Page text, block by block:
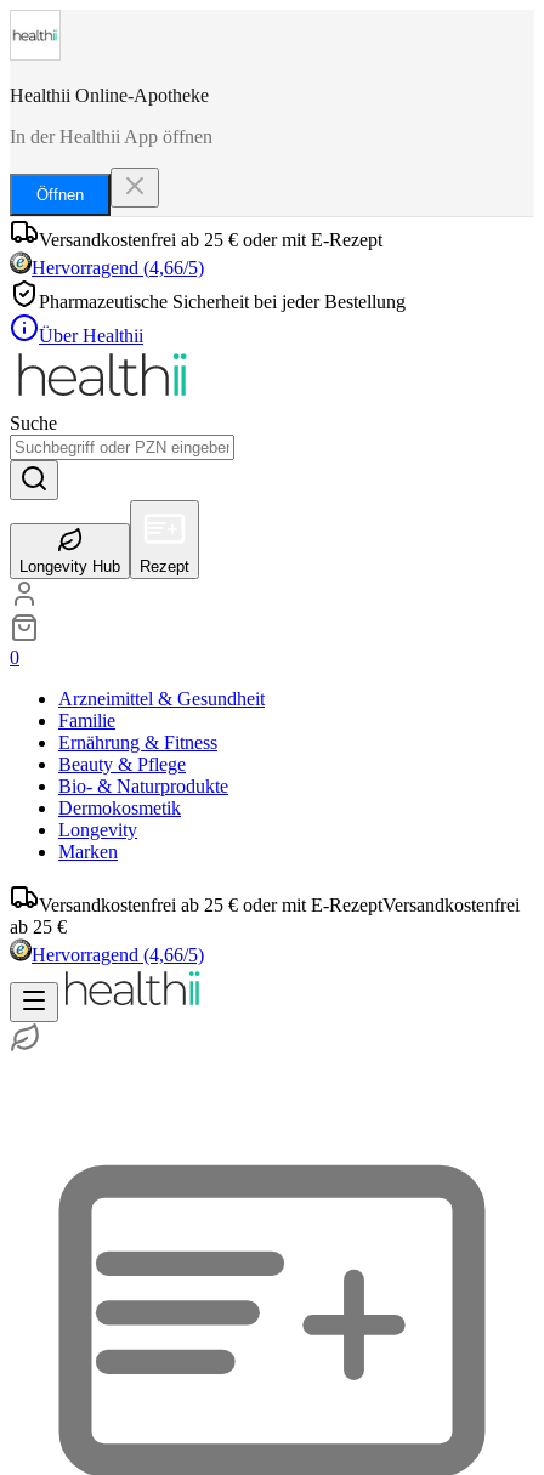
Healthii Online-Apotheke
In der Healthii App öffnen
Öffnen
Versandkostenfrei ab 25 € oder mit E-Rezept
Hervorragend (4,66/5)
Pharmazeutische Sicherheit bei jeder Bestellung
Über Healthii
Suche
Longevity Hub Rezept
0
Arzneimittel & Gesundheit
Familie
Ernährung & Fitness
Beauty & Pflege
Bio- & Naturprodukte
Dermokosmetik
Longevity
Marken
Versandkostenfrei ab 25 € oder mit E-RezeptVersandkostenfrei
ab 25 €
Hervorragend (4,66/5)